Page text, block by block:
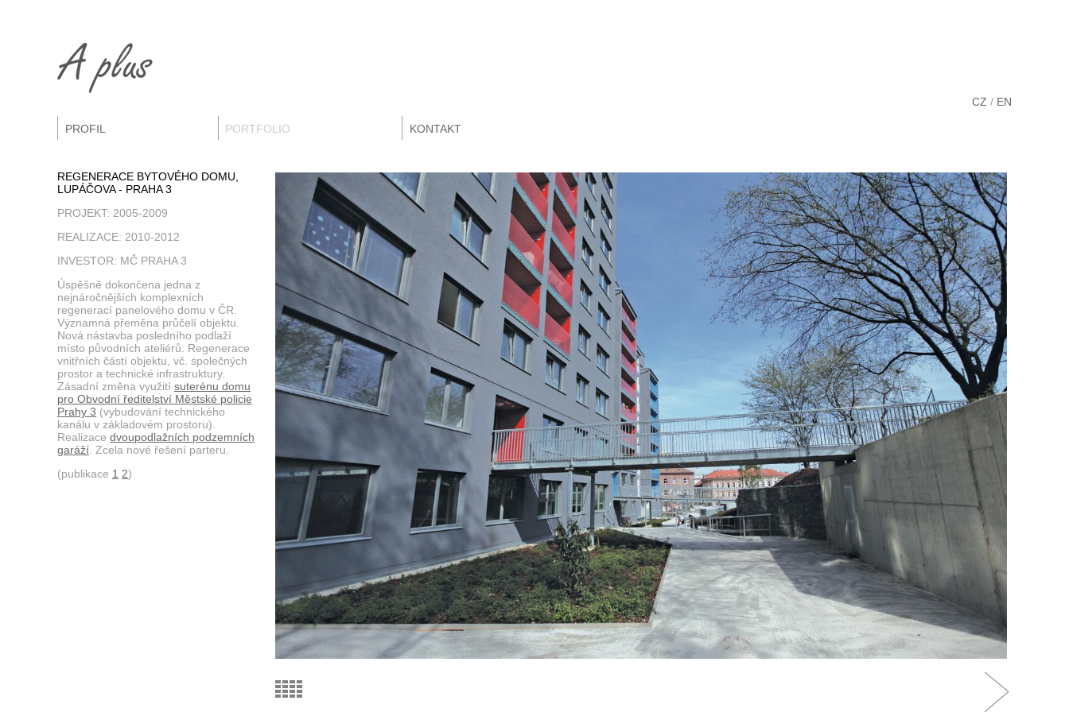
CZ / EN
PROFIL PORTFOLIO KONTAKT
REGENERACE BYTOVÉHO DOMU,
LUPÁČOVA - PRAHA 3
PROJEKT: 2005-2009
REALIZACE: 2010-2012
INVESTOR: MČ PRAHA 3
Úspěšně dokončena jedna z
nejnáročnějších komplexních
regenerací panelového domu v ČR.
Významná přeměna průčelí objektu.
Nová nástavba posledního podlaží
místo původních ateliérů. Regenerace
vnitřních částí objektu, vč. společných
prostor a technické infrastruktury.
Zásadní změna využití suterénu domu
pro Obvodní ředitelství Městské policie
Prahy 3 (vybudování technického
kanálu v základovém prostoru).
Realizace dvoupodlažních podzemních
garáží. Zcela nové řešení parteru.
(publikace 1 2)